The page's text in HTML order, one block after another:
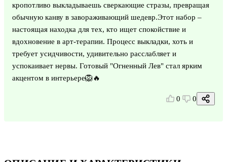
кропотливо выкладываешь сверкающие стразы, превращая
обычную канву в завораживающий шедевр.Этот набор –
настоящая находка для тех, кто ищет спокойствие и
вдохновение в арт-терапии. Процесс выкладки, хоть и
требует усидчивости, удивительно расслабляет и
успокаивает нервы. Готовый "Огненный Лев" стал ярким
акцентом в интерьере🦁🔥
0 0